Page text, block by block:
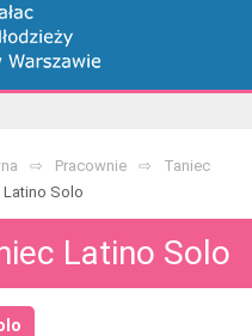
Pracownie
Taniec
Latino Solo
Latino Solo